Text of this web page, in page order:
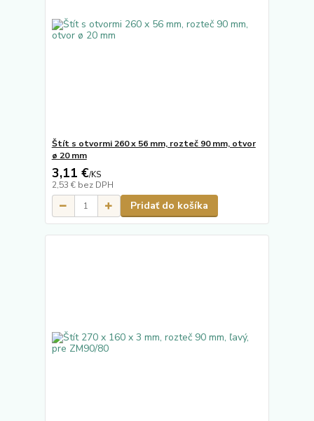
Štít s otvormi 260 x 56 mm, rozteč 90 mm, otvor
ø 20 mm
3,11 €/KS
2,53 € bez DPH
Pridať do košíka